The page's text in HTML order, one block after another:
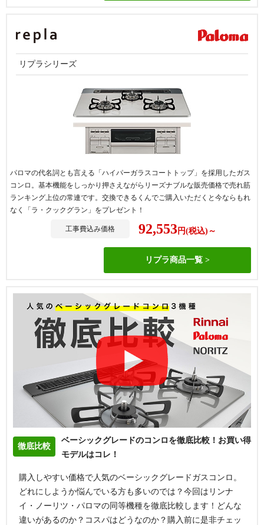
リプラシリーズ
パロマの代名詞とも言える「ハイパーガラスコートトップ」を採用したガス
コンロ。基本機能をしっかり押さえながらリーズナブルな販売価格で売れ筋
ランキング上位の常連です。交換できるくんでご購入いただくと今ならもれ
なく「ラ・クックグラン」をプレゼント！
工事費込み価格 92,553 円(税込)～
リプラ商品一覧
徹底比較
ベーシックグレードのコンロを徹底比較！お買い得
モデルはコレ！
購入しやすい価格で人気のベーシックグレードガスコンロ。
どれにしようか悩んでいる方も多いのでは？今回はリンナ
イ・ノーリツ・パロマの同等機種を徹底比較します！どんな
違いがあるのか？コスパはどうなのか？購入前に是非チェッ